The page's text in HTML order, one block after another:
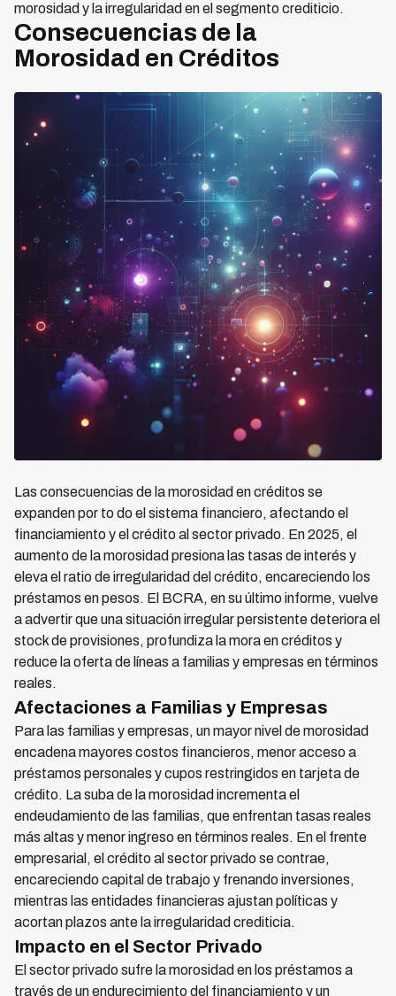
morosidad y la irregularidad en el segmento crediticio.
Consecuencias de la
Morosidad en Créditos
Las consecuencias de la morosidad en créditos se
expanden por to do el sistema financiero, afectando el
financiamiento y el crédito al sector privado. En 2025, el
aumento de la morosidad presiona las tasas de interés y
eleva el ratio de irregularidad del crédito, encareciendo los
préstamos en pesos. El BCRA, en su último informe, vuelve
a advertir que una situación irregular persistente deteriora el
stock de provisiones, profundiza la mora en créditos y
reduce la oferta de líneas a familias y empresas en términos
reales.
Afectaciones a Familias y Empresas
Para las familias y empresas, un mayor nivel de morosidad
encadena mayores costos financieros, menor acceso a
préstamos personales y cupos restringidos en tarjeta de
crédito. La suba de la morosidad incrementa el
endeudamiento de las familias, que enfrentan tasas reales
más altas y menor ingreso en términos reales. En el frente
empresarial, el crédito al sector privado se contrae,
encareciendo capital de trabajo y frenando inversiones,
mientras las entidades financieras ajustan políticas y
acortan plazos ante la irregularidad crediticia.
Impacto en el Sector Privado
El sector privado sufre la morosidad en los préstamos a
través de un endurecimiento del financiamiento y un